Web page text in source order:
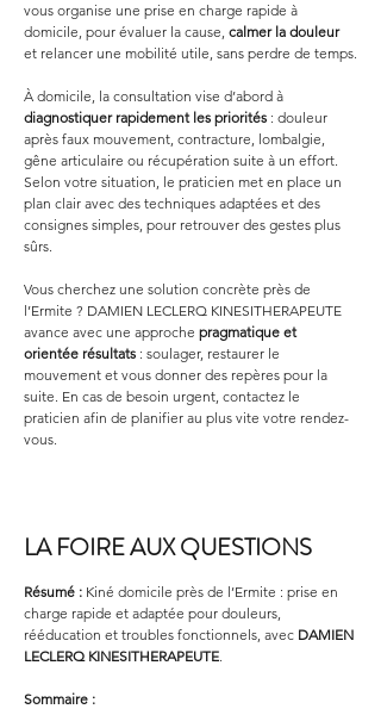
vous organise une prise en charge rapide à
domicile, pour évaluer la cause, calmer la douleur
et relancer une mobilité utile, sans perdre de temps.
À domicile, la consultation vise d’abord à
diagnostiquer rapidement les priorités : douleur
après faux mouvement, contracture, lombalgie,
gêne articulaire ou récupération suite à un effort.
Selon votre situation, le praticien met en place un
plan clair avec des techniques adaptées et des
consignes simples, pour retrouver des gestes plus
sûrs.
Vous cherchez une solution concrète près de
l’Ermite ? DAMIEN LECLERQ KINESITHERAPEUTE
avance avec une approche pragmatique et
orientée résultats : soulager, restaurer le
mouvement et vous donner des repères pour la
suite. En cas de besoin urgent, contactez le
praticien afin de planifier au plus vite votre rendez-
vous.
LA FOIRE AUX QUESTIONS
Résumé : Kiné domicile près de l’Ermite : prise en
charge rapide et adaptée pour douleurs,
rééducation et troubles fonctionnels, avec DAMIEN
LECLERQ KINESITHERAPEUTE.
Sommaire :